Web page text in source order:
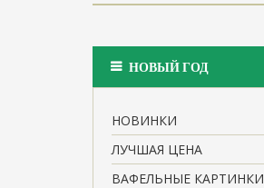
НОВЫЙ ГОД
НОВИНКИ
ЛУЧШАЯ ЦЕНА
ВАФЕЛЬНЫЕ КАРТИНКИ